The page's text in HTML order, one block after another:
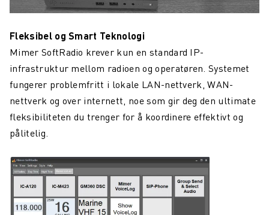
Fleksibel og Smart Teknologi
Mimer SoftRadio krever kun en standard IP-
infrastruktur mellom radioen og operatøren. Systemet
fungerer problemfritt i lokale LAN-nettverk, WAN-
nettverk og over internett, noe som gir deg den ultimate
fleksibiliteten du trenger for å koordinere effektivt og
pålitelig.